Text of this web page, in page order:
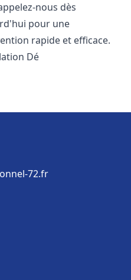
nous dès
pour une
rapide et efficace.
Dé
72.fr